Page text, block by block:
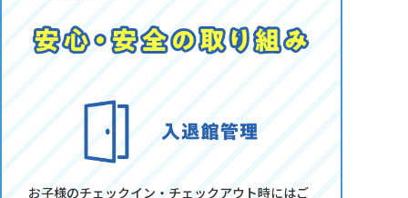
お子様のチェックイン・チェックアウト時にはご